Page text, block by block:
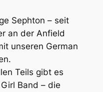
Sephton – seit
an der Anfield
unseren German
Teils gibt es
Band – die